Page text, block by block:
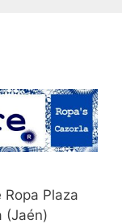
Plaza
(Jaén)